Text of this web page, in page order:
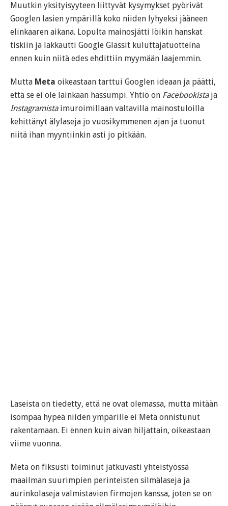
Muutkin yksityisyyteen liittyvät kysymykset pyörivät
Googlen lasien ympärillä koko niiden lyhyeksi jääneen
elinkaaren aikana. Lopulta mainosjätti löikin hanskat
tiskiin ja lakkautti Google Glassit kuluttajatuotteina
ennen kuin niitä edes ehdittiin myymään laajemmin.
Mutta Meta oikeastaan tarttui Googlen ideaan ja päätti,
että se ei ole lainkaan hassumpi. Yhtiö on Facebookistaja
Instagramistaimuroimillaan valtavilla mainostuloilla
kehittänyt älylaseja jo vuosikymmenen ajan ja tuonut
niitä ihan myyntiinkin asti jo pitkään.
Laseista on tiedetty, että ne ovat olemassa, mutta mitään
isompaa hypeä niiden ympärille ei Meta onnistunut
rakentamaan. Ei ennen kuin aivan hiljattain, oikeastaan
viime vuonna.
Meta on fiksusti toiminut jatkuvasti yhteistyössä
maailman suurimpien perinteisten silmälaseja ja
aurinkolaseja valmistavien firmojen kanssa, joten se on